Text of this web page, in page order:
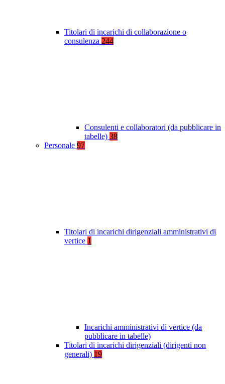
Titolari di incarichi di collaborazione o
consulenza 244
Consulenti e collaboratori (da pubblicare in
tabelle) 38
Personale 97
Titolari di incarichi dirigenziali amministrativi di
vertice 1
Incarichi amministrativi di vertice (da
pubblicare in tabelle)
Titolari di incarichi dirigenziali (dirigenti non
generali) 19